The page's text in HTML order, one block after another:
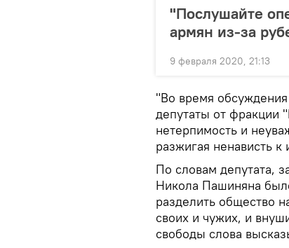
"Послушайте
армян из-за
9 февраля 2020, 21:13
"Во время
депутаты от фракции
нетерпимость и
разжигая ненависть
По словам депутата,
Никола Пашиняна
разделить общество
своих и чужих, и
свободы слова